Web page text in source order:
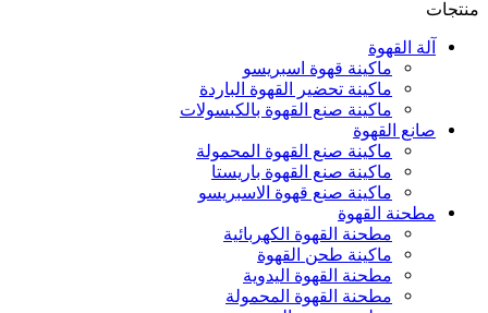
منتجات
آلة القهوة
ماكينة قهوة اسبريسو
ماكينة تحضير القهوة الباردة
ماكينة صنع القهوة بالكبسولات
صانع القهوة
ماكينة صنع القهوة المحمولة
ماكينة صنع القهوة باريستا
ماكينة صنع قهوة الاسبريسو
مطحنة القهوة
مطحنة القهوة الكهربائية
ماكينة طحن القهوة
مطحنة القهوة اليدوية
مطحنة القهوة المحمولة